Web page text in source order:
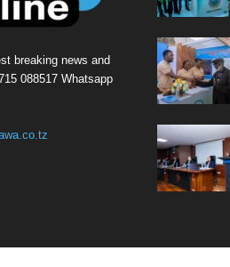
breaking news and
088517 Whatsapp